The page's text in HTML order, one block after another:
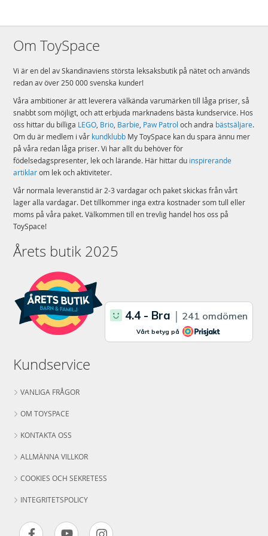
Om ToySpace
Vi är en del av Skandinaviens största leksaksbutik på nätet och används
redan av över 250 000 svenska kunder!
Våra ambitioner är att leverera välkända varumärken till låga priser, så
snabbt som möjligt, och att erbjuda marknadens bästa kundservice. Hos
oss hittar du billiga LEGO, Brio, Barbie, Paw Patrol och andra bästsäljare.
Om du är medlem i vår kundklubb My ToySpace kan du spara ännu mer
på våra redan låga priser. Vi har allt du behöver för
födelsedagspresenter, lek och lärande. Här hittar du inspirerande
artiklarom lek och aktiviteter.
Vår normala leveranstid är 2-3 vardagar och paket skickas från vårt
lager alla vardagar. Det tillkommer inga extra kostnader som tull eller
moms på våra paket. Välkommen till en trevlig handel hos oss på
ToySpace!
Årets butik 2025
Kundservice
VANLIGA FRÅGOR
OM TOYSPACE
KONTAKTA OSS
ALLMÄNNA VILLKOR
COOKIES OCH SEKRETESS
INTEGRITETSPOLICY